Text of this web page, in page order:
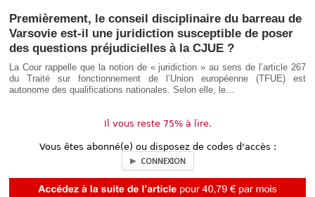
Premièrement, le conseil disciplinaire du barreau de
Varsovie est-il une juridiction susceptible de poser
des questions préjudicielles à la CJUE ?
La Cour rappelle que la notion de « juridiction » au sens de l’article 267
du Traité sur fonctionnement de l’Union européenne (TFUE) est
autonome des qualifications nationales. Selon elle, le...
Il vous reste 75% à lire.
Vous êtes abonné(e) ou disposez de codes d'accès :
CONNEXION